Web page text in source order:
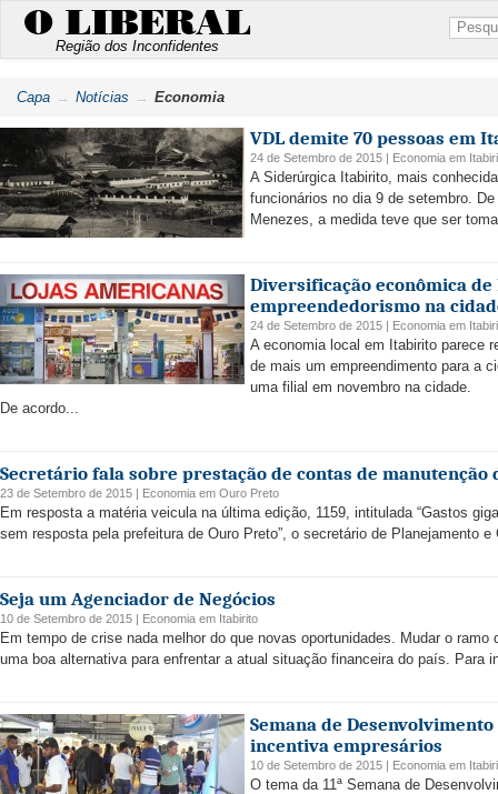
O LIBERAL
Região dos Inconfidentes
Capa Notícias Economia
VDL demite 70 pessoas em
24 de Setembro de 2015 | Economia em
A Siderúrgica Itabirito, mais
funcionários no dia 9 de setembro.
Menezes, a medida teve que ser
Diversificação econômica
empreendedorismo na
24 de Setembro de 2015 | Economia em
A economia local em Itabirito parece
de mais um empreendimento para a
uma filial em novembro na cidade.
De acordo...
Secretário fala sobre prestação de contas de manutenção
23 de Setembro de 2015 | Economia em Ouro Preto
Em resposta a matéria veicula na última edição, 1159, intitulada “Gastos
sem resposta pela prefeitura de Ouro Preto”, o secretário de Planejamento
Seja um Agenciador de Negócios
10 de Setembro de 2015 | Economia em Itabirito
Em tempo de crise nada melhor do que novas oportunidades. Mudar o
uma boa alternativa para enfrentar a atual situação financeira do país. Para
Semana de
incentiva empresários
10 de Setembro de 2015 | Economia em
O tema da 11ª Semana de